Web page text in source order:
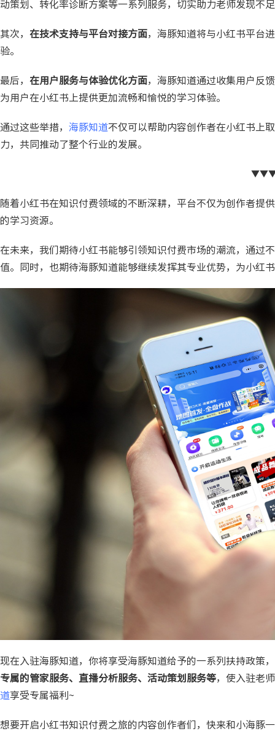
动策划、转化率诊断方案等一系列服务，切实助力老师发现不
其次， 在技术支持与平台对接方面，海豚知道将与小红书平台
验。
最后， 在用户服务与体验优化方面，海豚知道通过收集用户反
为用户在小红书上提供更加流畅和愉悦的学习体验。
通过这些举措， 海豚知道不仅可以帮助内容创作者在小红书上
力，共同推动了整个行业的发展。
随着小红书在知识付费领域的不断深耕，平台不仅为创作者提
的学习资源。
在未来，我们期待小红书能够引领知识付费市场的潮流，通过
值。同时，也期待海豚知道能够继续发挥其专业优势，为小红
现在入驻海豚知道，你将享受海豚知道给予的一系列扶持政策，
专属的管家服务、直播分析服务、活动策划服务等，使入驻老
道享受专属福利~
想要开启小红书知识付费之旅的内容创作者们，快来和小海豚